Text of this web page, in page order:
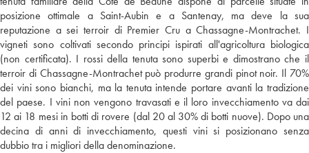
posizione ottimale a Saint-Aubin e a Santenay, ma deve la sua
reputazione a sei terroir di Premier Cru a Chassagne-Montrachet. I
vigneti sono coltivati secondo principi ispirati all'agricoltura biologica
(non certificata). I rossi della tenuta sono superbi e dimostrano che il
terroir di Chassagne-Montrachet può produrre grandi pinot noir. Il 70%
dei vini sono bianchi, ma la tenuta intende portare avanti la tradizione
del paese. I vini non vengono travasati e il loro invecchiamento va dai
12 ai 18 mesi in botti di rovere (dal 20 al 30% di botti nuove). Dopo una
decina di anni di invecchiamento, questi vini si posizionano senza
dubbio tra i migliori della denominazione.